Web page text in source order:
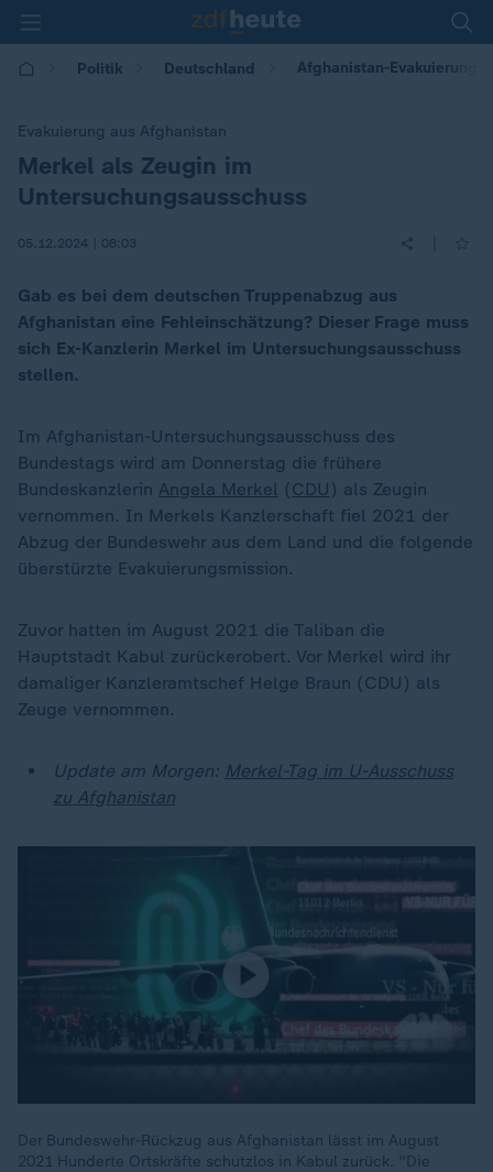
Politik Deutschland Afghanistan-Evakuierung:
Evakuierung aus Afghanistan
:Merkel als Zeugin im
Untersuchungsausschuss
05.12.2024 | 08:03
Gab es bei dem deutschen Truppenabzug aus
Afghanistan eine Fehleinschätzung? Dieser Frage muss
sich Ex-Kanzlerin Merkel im Untersuchungsausschuss
stellen.
Im Afghanistan-Untersuchungsausschuss des
Bundestags wird am Donnerstag die frühere
Bundeskanzlerin Angela Merkel (CDU ) als Zeugin
vernommen. In Merkels Kanzlerschaft fiel 2021 der
Abzug der Bundeswehr aus dem Land und die folgende
überstürzte Evakuierungsmission.
Zuvor hatten im August 2021 die Taliban die
Hauptstadt Kabul zurückerobert. Vor Merkel wird ihr
damaliger Kanzleramtschef Helge Braun (CDU) als
Zeuge vernommen.
Update am Morgen: Merkel-Tag im U-Ausschuss
zu Afghanistan
Der Bundeswehr-Rückzug aus Afghanistan lässt im August
2021 Hunderte Ortskräfte schutzlos in Kabul zurück. "Die